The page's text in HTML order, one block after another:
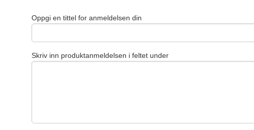
Oppgi en tittel for anmeldelsen din
Skriv inn produktanmeldelsen i feltet under